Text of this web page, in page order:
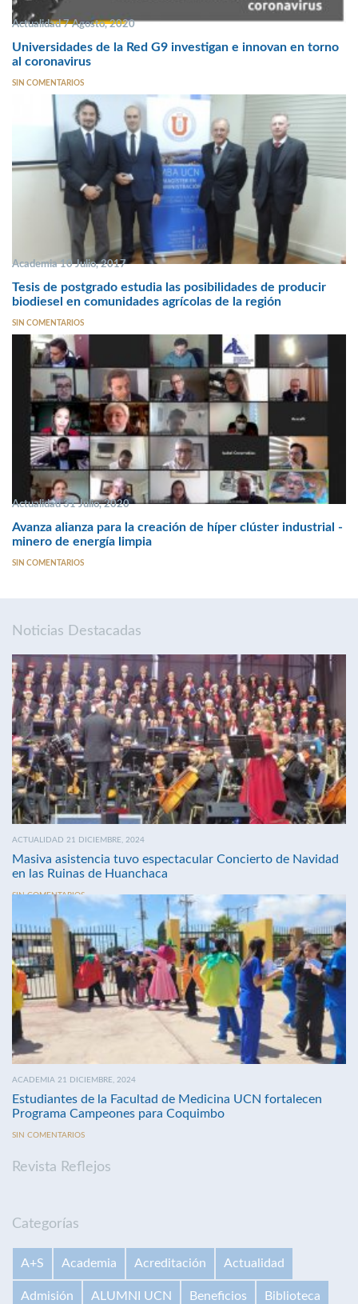
Actualidad 7 Agosto, 2020
Universidades de la Red G9 investigan e innovan en torno
al coronavirus
SIN COMENTARIOS
Academia 10 Julio, 2017
Tesis de postgrado estudia las posibilidades de producir
biodiesel en comunidades agrícolas de la región
SIN COMENTARIOS
Actualidad 31 Julio, 2020
Avanza alianza para la creación de híper clúster industrial -
minero de energía limpia
SIN COMENTARIOS
Noticias Destacadas
ACTUALIDAD 21 DICIEMBRE, 2024
Masiva asistencia tuvo espectacular Concierto de Navidad
en las Ruinas de Huanchaca
SIN COMENTARIOS
ACADEMIA 21 DICIEMBRE, 2024
Estudiantes de la Facultad de Medicina UCN fortalecen
Programa Campeones para Coquimbo
SIN COMENTARIOS
Revista Reflejos
Categorías
A+S Academia Acreditación Actualidad
Admisión ALUMNI UCN Beneficios Biblioteca